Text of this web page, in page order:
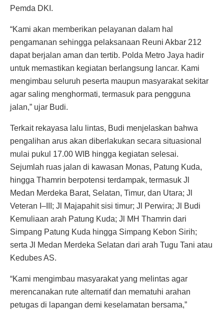
Pemda DKI.
“Kami akan memberikan pelayanan dalam hal
pengamanan sehingga pelaksanaan Reuni Akbar 212
dapat berjalan aman dan tertib. Polda Metro Jaya hadir
untuk memastikan kegiatan berlangsung lancar. Kami
mengimbau seluruh peserta maupun masyarakat sekitar
agar saling menghormati, termasuk para pengguna
jalan,” ujar Budi.
Terkait rekayasa lalu lintas, Budi menjelaskan bahwa
pengalihan arus akan diberlakukan secara situasional
mulai pukul 17.00 WIB hingga kegiatan selesai.
Sejumlah ruas jalan di kawasan Monas, Patung Kuda,
hingga Thamrin berpotensi terdampak, termasuk Jl
Medan Merdeka Barat, Selatan, Timur, dan Utara; Jl
Veteran I–III; Jl Majapahit sisi timur; Jl Perwira; Jl Budi
Kemuliaan arah Patung Kuda; Jl MH Thamrin dari
Simpang Patung Kuda hingga Simpang Kebon Sirih;
serta Jl Medan Merdeka Selatan dari arah Tugu Tani atau
Kedubes AS.
“Kami mengimbau masyarakat yang melintas agar
merencanakan rute alternatif dan mematuhi arahan
petugas di lapangan demi keselamatan bersama,”